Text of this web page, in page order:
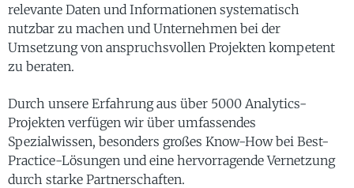
relevante Daten und Informationen systematisch
nutzbar zu machen und Unternehmen bei der
Umsetzung von anspruchsvollen Projekten kompetent
zu beraten.
Durch unsere Erfahrung aus über 5000 Analytics-
Projekten verfügen wir über umfassendes
Spezialwissen, besonders großes Know-How bei Best-
Practice-Lösungen und eine hervorragende Vernetzung
durch starke Partnerschaften.